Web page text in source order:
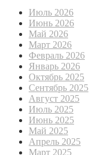
Июль 2026
Июнь 2026
Май 2026
Март 2026
Февраль 2026
Январь 2026
Октябрь 2025
Сентябрь 2025
Август 2025
Июль 2025
Июнь 2025
Май 2025
Апрель 2025
Март 2025